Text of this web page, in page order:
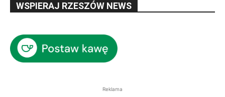
WSPIERAJ RZESZÓW NEWS
Reklama